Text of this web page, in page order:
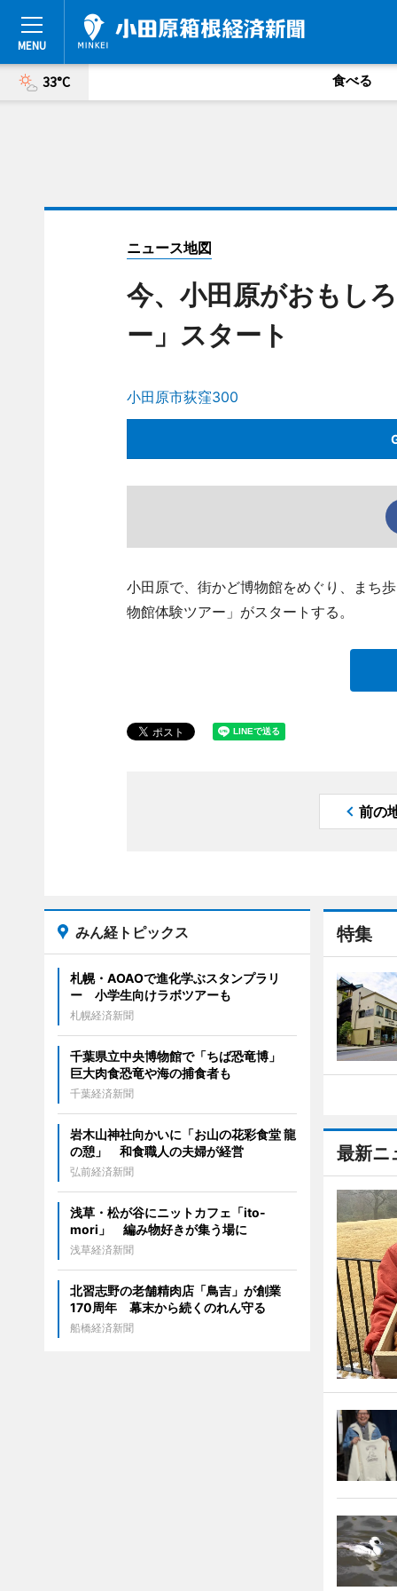
33°C 食べる
ニュース地図
今、小田原がおもし
ー」スタート
小田原市荻窪300
小田原で、街かど博物館をめぐり、まち
物館体験ツアー」がスタートする。
前の
特集
最新ニ
みん経トピックス
札幌・AOAOで進化学ぶスタンプラリ
ー 小学生向けラボツアーも
札幌経済新聞
千葉県立中央博物館で「ちば恐竜博」
巨大肉食恐竜や海の捕食者も
千葉経済新聞
岩木山神社向かいに「お山の花彩食堂 龍
の憩」 和食職人の夫婦が経営
弘前経済新聞
浅草・松が谷にニットカフェ「ito-
mori」 編み物好きが集う場に
浅草経済新聞
北習志野の老舗精肉店「鳥吉」が創業
170周年 幕末から続くのれん守る
船橋経済新聞